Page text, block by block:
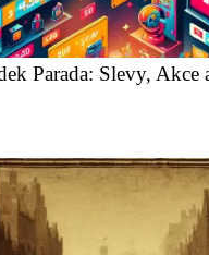
Parada: Slevy, Akce